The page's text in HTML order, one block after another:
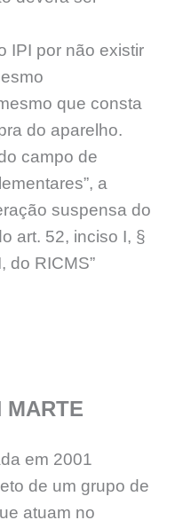
IPI por não existir
que consta
do aparelho.
campo de
a
suspensa do
art. 52, inciso I, §
do RICMS”
MARTE
em 2001
de um grupo de
atuam no